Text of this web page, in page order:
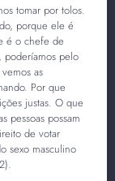
tomar por tolos.
porque ele é
é o chefe de
poderíamos pelo
as
Por que
justas. O que
pessoas possam
de votar
sexo masculino